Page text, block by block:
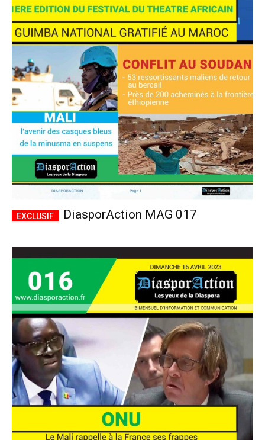
DiasporAction MAG 017